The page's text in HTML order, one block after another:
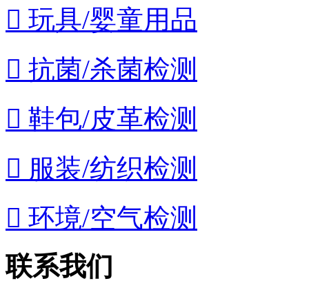
 玩具/婴童用品
 抗菌/杀菌检测
 鞋包/皮革检测
 服装/纺织检测
 环境/空气检测
联系我们